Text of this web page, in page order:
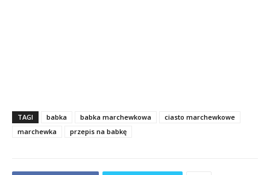
TAGI babka babka marchewkowa
ciasto marchewkowe
marchewka
przepis na babkę